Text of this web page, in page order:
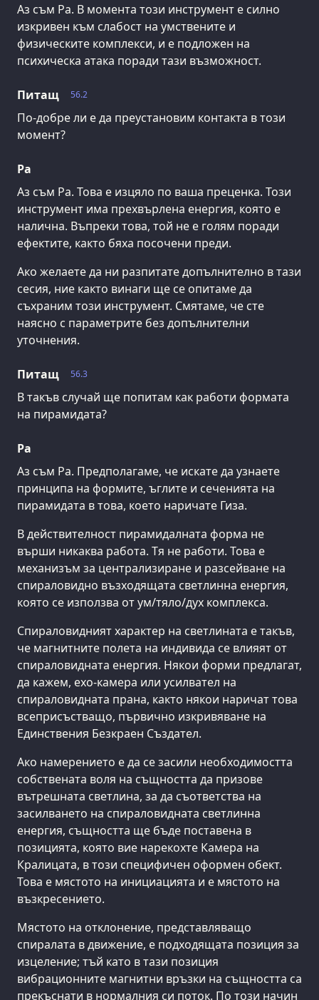
Аз съм Ра. В момента този инструмент е силно
изкривен към слабост на умствените и
физическите комплекси, и е подложен на
психическа атака поради тази възможност.
56.2
Питащ
По-добре ли е да преустановим контакта в този
момент?
Ра
Аз съм Ра. Това е изцяло по ваша преценка. Този
инструмент има прехвърлена енергия, която е
налична. Въпреки това, той не е голям поради
ефектите, както бяха посочени преди.
Ако желаете да ни разпитате допълнително в тази
сесия, ние както винаги ще се опитаме да
съхраним този инструмент. Смятаме, че сте
наясно с параметрите без допълнителни
уточнения.
56.3
Питащ
В такъв случай ще попитам как работи формата
на пирамидата?
Ра
Аз съм Ра. Предполагаме, че искате да узнаете
принципа на формите, ъглите и сеченията на
пирамидата в това, което наричате Гиза.
В действителност пирамидалната форма не
върши никаква работа. Тя не работи. Това е
механизъм за централизиране и разсейване на
спираловидно възходящата светлинна енергия,
която се използва от ум/тяло/дух комплекса.
Спираловидният характер на светлината е такъв,
че магнитните полета на индивида се влияят от
спираловидната енергия. Някои форми предлагат,
да кажем, ехо-камера или усилвател на
спираловидната прана, както някои наричат това
всеприсъстващо, първично изкривяване на
Единствения Безкраен Създател.
Ако намерението е да се засили необходимостта
собствената воля на същността да призове
вътрешната светлина, за да съответства на
засилването на спираловидната светлинна
енергия, същността ще бъде поставена в
позицията, която вие нарекохте Камера на
Кралицата, в този специфичен оформен обект.
Това е мястото на инициацията и е мястото на
възкресението.
Мястото на отклонение, представляващо
спиралата в движение, е подходящата позиция за
изцеление; тъй като в тази позиция
вибрационните магнитни връзки на същността са
прекъснати в нормалния си поток. По този начин